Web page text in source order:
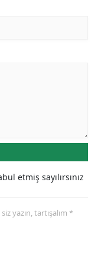
Muş
Nevşehir
Ordu
etmiş sayılırsınız
yazın, tartışalım *